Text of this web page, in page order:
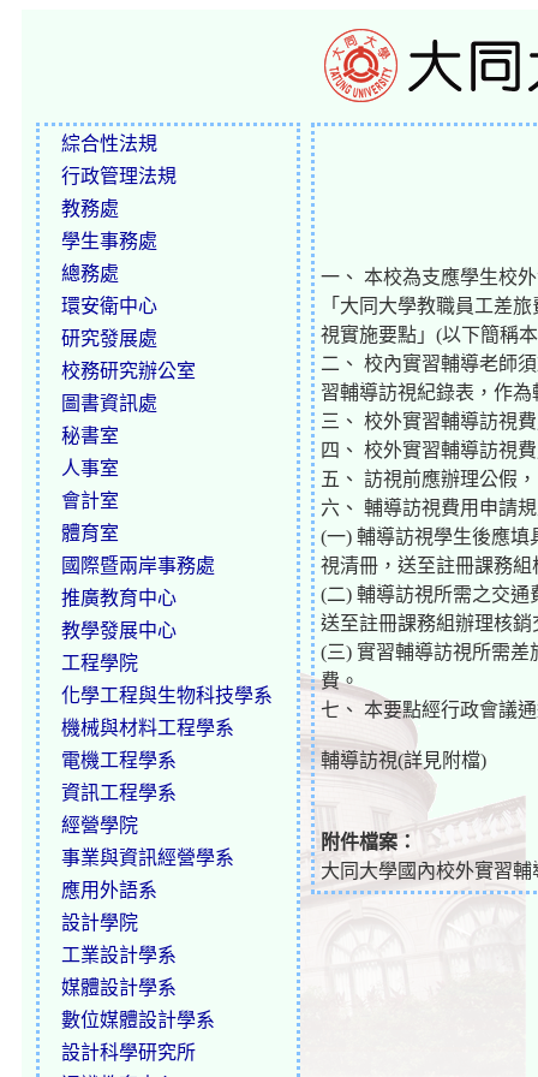
綜合性法規
行政管理法規
教務處
學生事務處
總務處
環安衛中心
研究發展處
校務研究辦公室
圖書資訊處
秘書室
人事室
會計室
體育室
國際暨兩岸事務處
推廣教育中心
教學發展中心
工程學院
化學工程與生物科技學系
機械與材料工程學系
電機工程學系
資訊工程學系
經營學院
事業與資訊經營學系
應用外語系
設計學院
工業設計學系
媒體設計學系
數位媒體設計學系
設計科學研究所
一、 本校為支應學生校
「大同大學教職員工差
視實施要點」(以下簡稱
二、 校內實習輔導老師
習輔導訪視紀錄表，作
三、 校外實習輔導訪視
四、 校外實習輔導訪視
五、 訪視前應辦理公假
六、 輔導訪視費用申請
(一) 輔導訪視學生後應
視清冊，送至註冊課務
(二) 輔導訪視所需之交
送至註冊課務組辦理核銷
(三) 實習輔導訪視所需
費。
七、 本要點經行政會議
輔導訪視(詳見附檔)
附件檔案：
大同大學國內校外實習